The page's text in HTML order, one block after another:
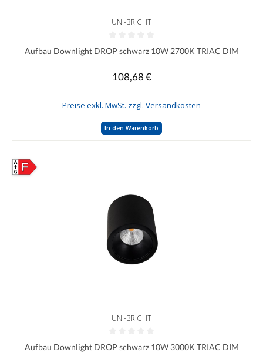
UNI-BRIGHT
Durchschnittliche Bewertung von 0 von 5 Sternen
Aufbau Downlight DROP schwarz 10W 2700K TRIAC DIM
Regulärer Preis:
108,68 €
Preise exkl. MwSt. zzgl. Versandkosten
In den Warenkorb
F
UNI-BRIGHT
Durchschnittliche Bewertung von 0 von 5 Sternen
Aufbau Downlight DROP schwarz 10W 3000K TRIAC DIM